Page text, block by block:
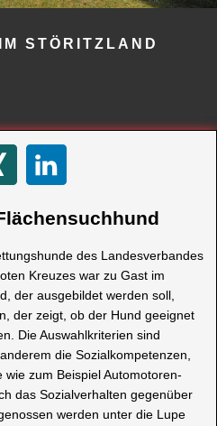
STÖRITZLAND
des Landesverbandes
Kreuzes war zu Gast im
der ausgebildet werden soll,
der zeigt, ob der Hund geeignet
Die Auswahlkriterien sind
die Sozialkompetenzen,
zum Beispiel Automotoren-
das Sozialverhalten gegenüber
werden unter die Lupe